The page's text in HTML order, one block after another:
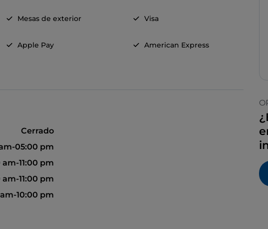
Mesas de exterior Visa
Apple Pay American Express
Cerrado
05:00 pm
am-11:00 pm
11:00 pm
10:00 pm